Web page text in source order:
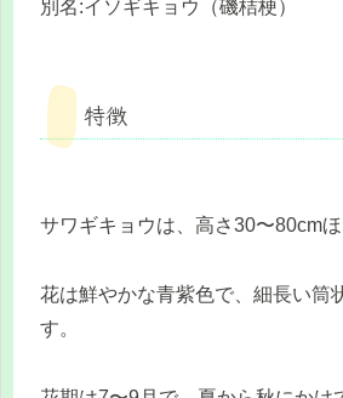
別名:イソギキョウ（磯桔梗）
特徴
サワギキョウは、高さ30〜80cmほ
花は鮮やかな青紫色で、細長い筒
す。